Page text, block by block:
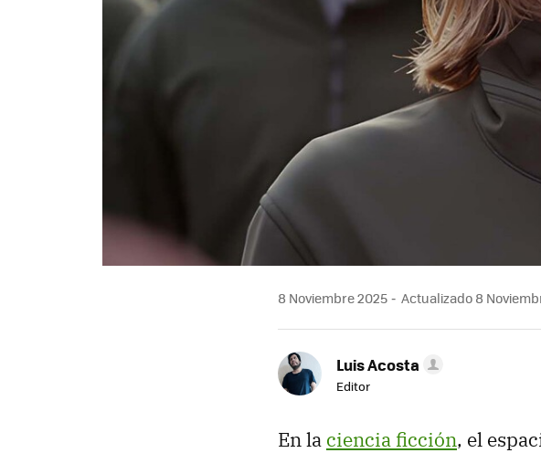
8 Noviembre 2025 Actualizado 8
Luis Acosta
Editor
En la ciencia ficción, el